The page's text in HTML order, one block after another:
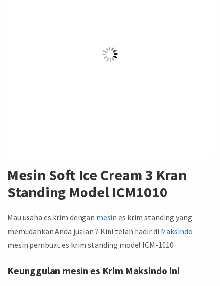
Mesin Soft Ice Cream 3 Kran
Standing Model ICM1010
Mau usaha es krim dengan mesin es krim standing yang
memudahkan Anda jualan ? Kini telah hadir di Maksindo
mesin pembuat es krim standing model ICM-1010
Keunggulan mesin es Krim Maksindo ini